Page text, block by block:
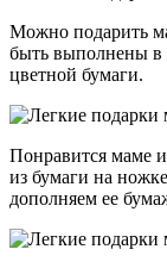
Можно подарить
быть выполнены в
цветной бумаги.
Понравится маме
из бумаги на
дополняем ее